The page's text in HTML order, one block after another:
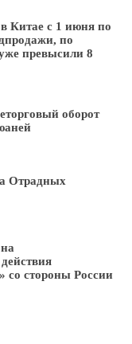
Китае с 1 июня по
по
превысили 8
оборот
Отрадных
со стороны России